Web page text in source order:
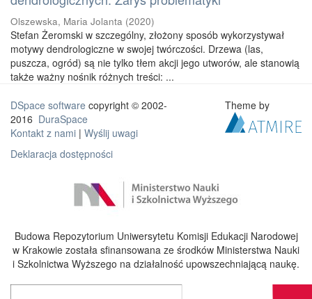
Olszewska, Maria Jolanta (2020)
Stefan Żeromski w szczególny, złożony sposób wykorzystywał
motywy dendrologiczne w swojej twórczości. Drzewa (las,
puszcza, ogród) są nie tylko tłem akcji jego utworów, ale stanowią
także ważny nośnik różnych treści: ...
DSpace software copyright © 2002-
2016 DuraSpace
Kontakt z nami | Wyślij uwagi
Deklaracja dostępności
Theme by
Budowa Repozytorium Uniwersytetu Komisji Edukacji Narodowej
w Krakowie została sfinansowana ze środków Ministerstwa Nauki
i Szkolnictwa Wyższego na działalność upowszechniającą naukę.